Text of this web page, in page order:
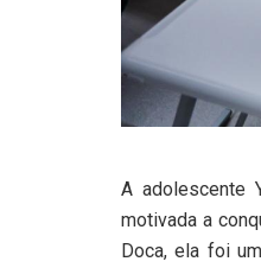
A adolescente
motivada a
Doca, ela foi